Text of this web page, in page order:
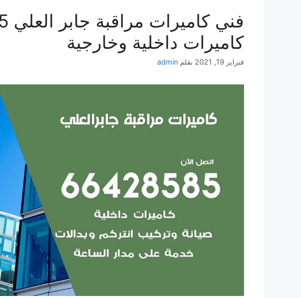
كاميرات داخلية وخارجية
فبراير 19, 2021 بقلم admin